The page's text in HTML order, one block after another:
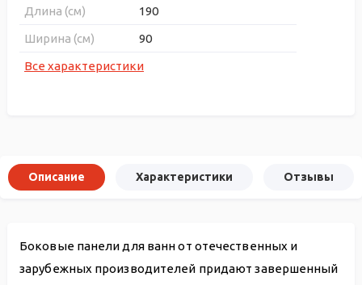
Длина (см)
190
Ширина (см)
90
Все характеристики
Описание Характеристики Отзывы
Боковые панели для ванн от отечественных и
зарубежных производителей придают завершенный